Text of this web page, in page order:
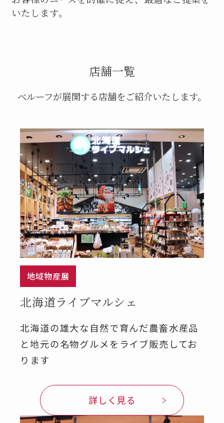
いたします。
店舗一覧
ベルーフが展開する店舗をご紹介いたします。
地域物産展
北海道ライブマルシェ
北海道の雄⼤な⾃然で育んだ農畜⽔産品
と地元の名物グルメをライブ販売してお
ります
詳しく見る